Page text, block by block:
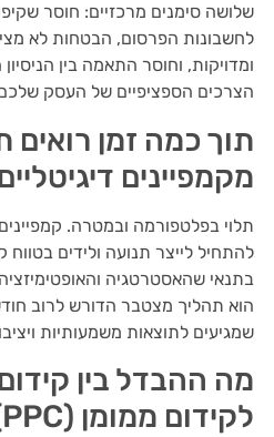
שלושה סימנים מרכזיים: חוסר
לחשבונות הפרסום, הבטחות לא
ומדויקות, וחוסר התאמה בין
הצרכים הספציפיים של העסק
תוך כמה זמן רואים
מקמפיינים
להתחיל לייצר תנועה ולידים
הוא תהליך מצטבר הדורש לרוב
שמגיעים לתוצאות משמעותיות
לקידום ממומן (PPC)?